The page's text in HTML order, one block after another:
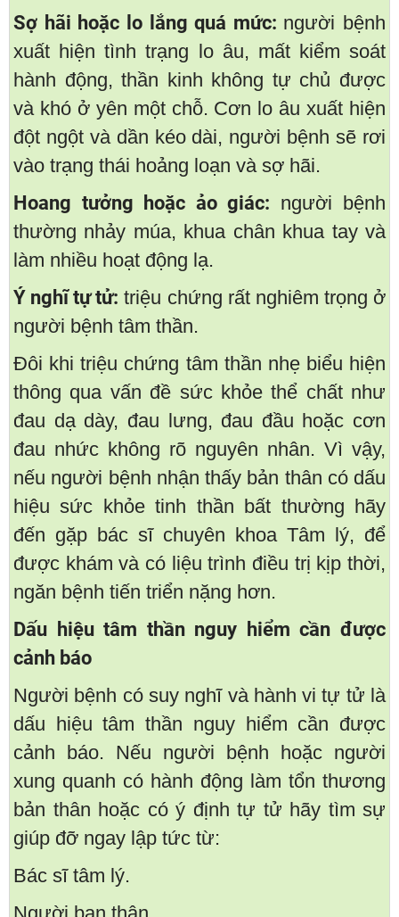
Sợ hãi hoặc lo lắng quá mức: người bệnh
xuất hiện tình trạng lo âu, mất kiểm soát
hành động, thần kinh không tự chủ được
và khó ở yên một chỗ. Cơn lo âu xuất hiện
đột ngột và dần kéo dài, người bệnh sẽ rơi
vào trạng thái hoảng loạn và sợ hãi.
Hoang tưởng hoặc ảo giác: người bệnh
thường nhảy múa, khua chân khua tay và
làm nhiều hoạt động lạ.
Ý nghĩ tự tử: triệu chứng rất nghiêm trọng ở
người bệnh tâm thần.
Đôi khi triệu chứng tâm thần nhẹ biểu hiện
thông qua vấn đề sức khỏe thể chất như
đau dạ dày, đau lưng, đau đầu hoặc cơn
đau nhức không rõ nguyên nhân. Vì vậy,
nếu người bệnh nhận thấy bản thân có dấu
hiệu sức khỏe tinh thần bất thường hãy
đến gặp bác sĩ chuyên khoa Tâm lý, để
được khám và có liệu trình điều trị kịp thời,
ngăn bệnh tiến triển nặng hơn.
Dấu hiệu tâm thần nguy hiểm cần được
cảnh báo
Người bệnh có suy nghĩ và hành vi tự tử là
dấu hiệu tâm thần nguy hiểm cần được
cảnh báo. Nếu người bệnh hoặc người
xung quanh có hành động làm tổn thương
bản thân hoặc có ý định tự tử hãy tìm sự
giúp đỡ ngay lập tức từ:
Bác sĩ tâm lý.